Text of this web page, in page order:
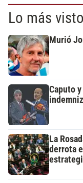
Lo más
Murió
Caputo
La
derrota